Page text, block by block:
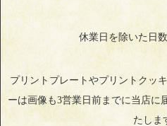
休業日を除いた日
プリントプレートやプリントクッ
ーは画像も3営業日前までに当店に
たしま